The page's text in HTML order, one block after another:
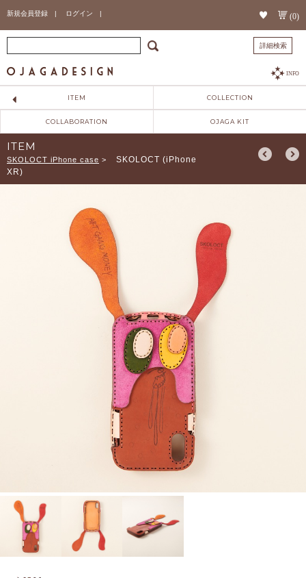
新規会員登録 | ログイン | (0)
詳細検索
INFO
ITEM COLLECTION
COLLABORATION OJAGA KIT
ITEM
SKOLOCT iPhone case >
SKOLOCT (iPhone
XR)